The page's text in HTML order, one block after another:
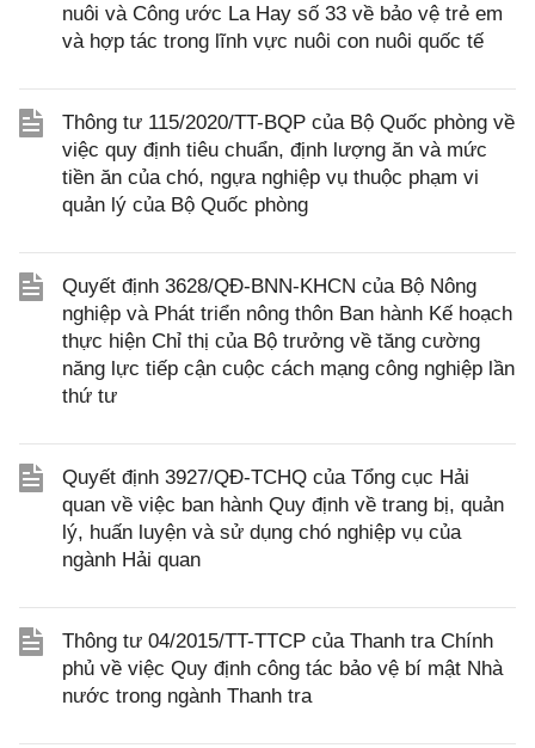
nuôi và Công ước La Hay số 33 về bảo vệ trẻ em
và hợp tác trong lĩnh vực nuôi con nuôi quốc tế
Thông tư 115/2020/TT-BQP của Bộ Quốc phòng về
việc quy định tiêu chuẩn, định lượng ăn và mức
tiền ăn của chó, ngựa nghiệp vụ thuộc phạm vi
quản lý của Bộ Quốc phòng
Quyết định 3628/QĐ-BNN-KHCN của Bộ Nông
nghiệp và Phát triển nông thôn Ban hành Kế hoạch
thực hiện Chỉ thị của Bộ trưởng về tăng cường
năng lực tiếp cận cuộc cách mạng công nghiệp lần
thứ tư
Quyết định 3927/QĐ-TCHQ của Tổng cục Hải
quan về việc ban hành Quy định về trang bị, quản
lý, huấn luyện và sử dụng chó nghiệp vụ của
ngành Hải quan
Thông tư 04/2015/TT-TTCP của Thanh tra Chính
phủ về việc Quy định công tác bảo vệ bí mật Nhà
nước trong ngành Thanh tra